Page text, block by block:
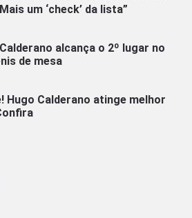
um ‘check’ da lista”
alcança o 2º lugar no
de mesa
Hugo Calderano atinge melhor